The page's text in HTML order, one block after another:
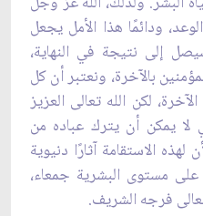
ودائمًا هذا الأمل يجعل
إلى نتيجة في النهاية،
بالآخرة، ونعتبر أن كل
لكن الله تعالى العزيز
لا يمكن أن يترك عباده من
الاستقامة آثارًا دنيوية
على مستوى البشرية جمعاء،
فرجه الشريف.